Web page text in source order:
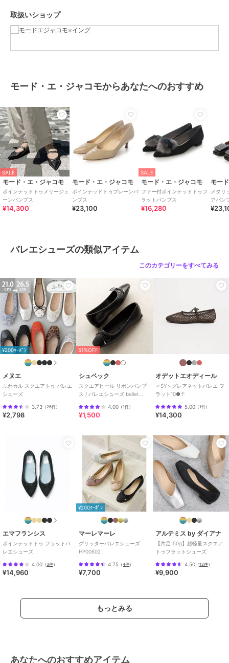
ブランド モード・エ・ジャコモ
シューズ ／バレエシューズ
サイズ 22.5,23,23.5,24,24.5
素材
本革（ツイード生地＋ビジュー）
商品のお取り扱い方法
特徴
透かし編み / 2.5cm未満/
ポイン
テッドトゥ
バレエシューズ
原産国 日本
取扱いショップ
モード・エ・ジャコモからあなたへのおすすめ
SALE
モード・エ・ジャコモ
ポインテッドトゥメリージェ
ーンパンプス
¥14,300
モード・エ・ジャコモ
ポインテッドトゥプレーンパ
ンプス
¥23,100
SALE
モード・エ・ジャコモ
ファー付ポインテッドトゥフ
ラットパンプス
¥16,280
モー
メタリ
アパン
バレエシューズの類似アイテム
このカテゴリーをすべてみる
¥200ｸｰﾎﾟﾝ
メヌエ
ふわカル スクエアトゥ バレエ
シューズ
3.73 （26件）
¥2,798
51%OFF
シュベック
スクエアヒール リボンパンプ
ス / バレエシューズ ballet
4.00 （1件）
¥1,500
オデットエオディール
＜SY＞グレアネットバレエ フ
ラット10●↑
5.00（1件）
¥14,300
エマフランシス
ポインテッドトゥ フラットバ
レエシューズ
4.00 （3件）
¥14,960
¥200ｸｰﾎﾟﾝ
マーレマーレ
グリッターバレエシューズ
HP00602
4.75 （4件）
¥7,700
アルテミス by ダイアナ
【片足150g】超軽量スクエア
トゥフラットシューズ
4.50（12件）
¥9,900
もっとみる
あなたへのおすすめアイテム